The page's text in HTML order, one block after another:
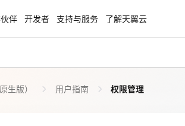
NEW 聚力AI赋能 天翼云大
伴 开发者 支持与服务 了解天翼云
生版） 用户指南 权限管理